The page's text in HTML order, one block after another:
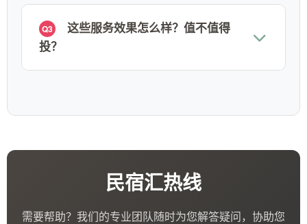
Q3
这些服务效果怎么样？值不值得
投？
民宿汇热线
需要帮助？我们的专业团队随时为您解答疑问，协助您